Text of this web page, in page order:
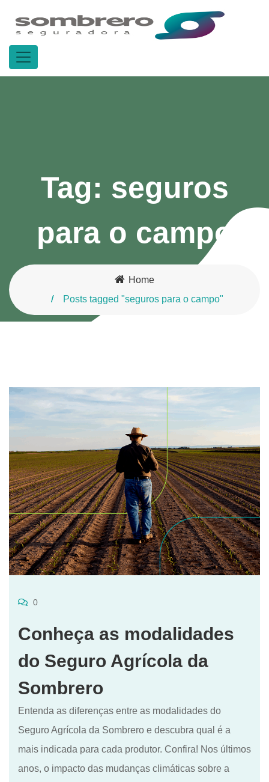
Tag: seguros
para o campo
Home
Posts tagged "seguros para o campo"
0
Conheça as modalidades
do Seguro Agrícola da
Sombrero
Entenda as diferenças entre as modalidades do
Seguro Agrícola da Sombrero e descubra qual é a
mais indicada para cada produtor. Confira! Nos últimos
anos, o impacto das mudanças climáticas sobre a